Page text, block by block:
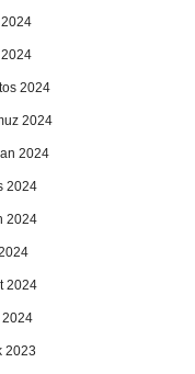
2024
2024
2024
2024
2024
2024
2024
2023